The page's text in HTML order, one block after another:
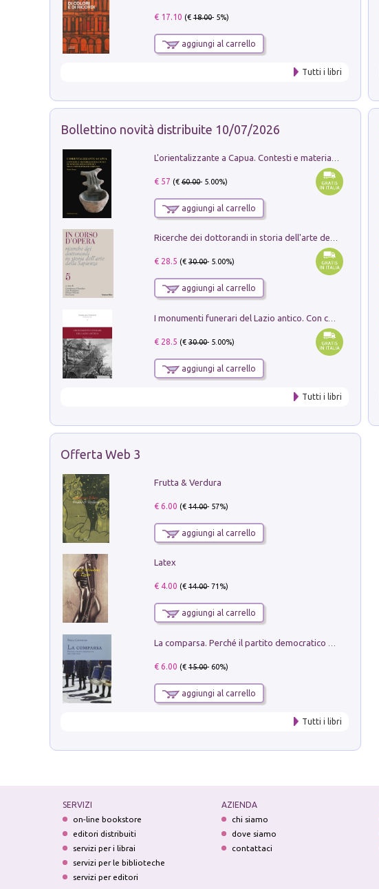
€ 17.10 (€18.00- 5%)
aggiungi al carrello
Tutti i libri
Bollettino novità distribuite 10/07/2026
€ 57 (€60.00- 5.00%)
aggiungi al carrello
Ricerche dei dottorandi in storia dell'arte della Sapienza
€ 28.5 (€30.00- 5.00%)
aggiungi al carrello
I monumenti funerari del Lazio antico. Con cartella con tavole
€ 28.5 (€30.00- 5.00%)
aggiungi al carrello
Tutti i libri
Offerta Web 3
Frutta & Verdura
€ 6.00 (€14.00- 57%)
aggiungi al carrello
Latex
€ 4.00 (€14.00- 71%)
aggiungi al carrello
€ 6.00 (€15.00- 60%)
aggiungi al carrello
Tutti i libri
SERVIZI
on-line bookstore
editori distribuiti
servizi per i librai
servizi per le biblioteche
servizi per editori
AZIENDA
chi siamo
dove siamo
contattaci